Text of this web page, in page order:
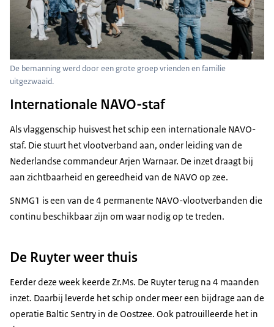
De bemanning werd door een grote groep vrienden en familie
uitgezwaaid.
Internationale NAVO-staf
Als vlaggenschip huisvest het schip een internationale NAVO-
staf. Die stuurt het vlootverband aan, onder leiding van de
Nederlandse commandeur Arjen Warnaar. De inzet draagt bij
aan zichtbaarheid en gereedheid van de NAVO op zee.
SNMG1 is een van de 4 permanente NAVO-vlootverbanden die
continu beschikbaar zijn om waar nodig op te treden.
De Ruyter weer thuis
Eerder deze week keerde Zr.Ms. De Ruyter terug na 4 maanden
inzet. Daarbij leverde het schip onder meer een bijdrage aan de
operatie Baltic Sentry in de Oostzee. Ook patrouilleerde het in